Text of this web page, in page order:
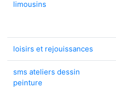
limousins
loisirs et rejouissances
sms ateliers dessin
peinture